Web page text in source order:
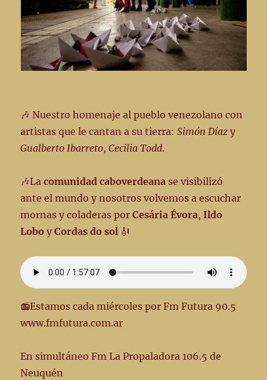
🎶 Nuestro homenaje al pueblo venezolano con
artistas que le cantan a su tierra:Simón Díaz y
Gualberto Ibarreto,Cecilia Todd.
🎶Lacomunidad caboverdeana se visibilizó
ante el mundo y nosotros volvemos a escuchar
mornas y coladeras porCesária Évora,Ildo
Lobo yCordas do sol 🎻
📻Estamos cada miércoles por Fm Futura 90.5
www.fmfutura.com.ar
En simultáneo Fm La Propaladora 106.5 de
Neuquén